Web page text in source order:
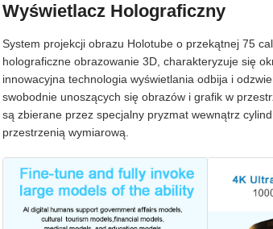
Wyświetlacz Holograficzny
System projekcji obrazu Holotube o przekątnej 75
holograficzne obrazowanie 3D, charakteryzuje się
innowacyjna technologia wyświetlania odbija i
swobodnie unoszących się obrazów i grafik w
są zbierane przez specjalny pryzmat wewnątrz
przestrzenią wymiarową.